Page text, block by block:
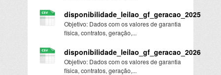
disponibilidade_leilao_gf_geracao_2025
Objetivo: Dados com os valores de garantia
física, contratos, geração,...
disponibilidade_leilao_gf_geracao_2026
Objetivo: Dados com os valores de garantia
física, contratos, geração,...